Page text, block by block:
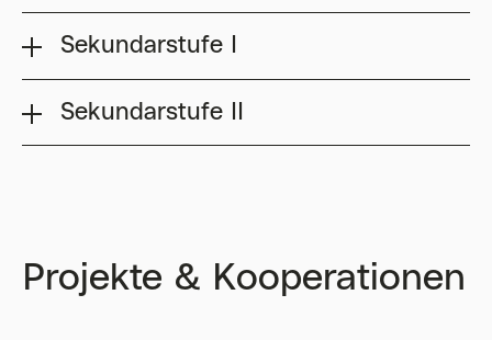
Sekundarstufe I
Sekundarstufe II
Projekte & Kooperationen